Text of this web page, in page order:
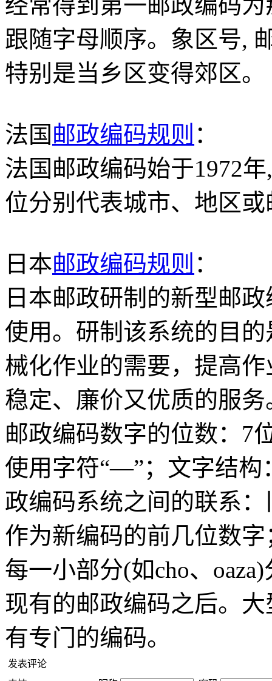
跟随字母顺序。象区号,
特别是当乡区变得郊区。
法国 邮政编码规则 ：
法国邮政编码始于1972
位分别代表城市、地区
日本邮政编码规则 ：
日本邮政研制的新型邮
使用。研制该系统的目
械化作业的需要，提高
稳定、廉价又优质的服
邮政编码数字的位数：7
使用字符“—”；文字结构
政编码系统之间的联系
作为新编码的前几位数
每一小部分(如cho、
现有的邮政编码之后。
有专门的编码。
发表评论